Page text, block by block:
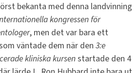
bekanta med denna landvinning
kongressen för
, men det var bara ett
väntade dem när den 3:e
kliniska kursenstartade den 4